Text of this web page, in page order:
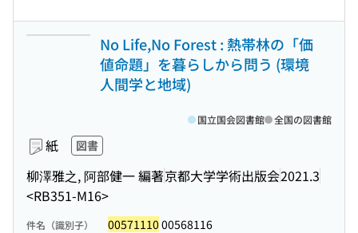
No Life,No Forest : 熱帯林の「価
値命題」を暮らしから問う (環境
人間学と地域)
紙 図書
柳澤雅之, 阿部健一 編著京都大学学術出版会2021.3
<RB351-M16>
国立国会図書館 全国の図書館
件名（識別子） 00571110 00568116